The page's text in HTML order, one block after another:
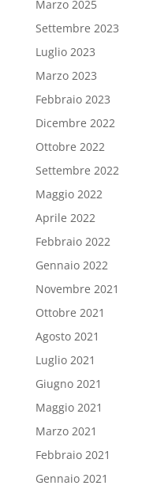
Marzo 2025
Settembre 2023
Luglio 2023
Marzo 2023
Febbraio 2023
Dicembre 2022
Ottobre 2022
Settembre 2022
Maggio 2022
Aprile 2022
Febbraio 2022
Gennaio 2022
Novembre 2021
Ottobre 2021
Agosto 2021
Luglio 2021
Giugno 2021
Maggio 2021
Marzo 2021
Febbraio 2021
Gennaio 2021